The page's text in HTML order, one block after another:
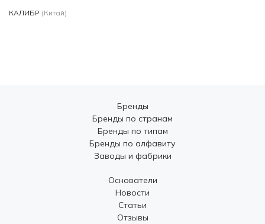
КАЛИБР (Китай)
Бренды
Бренды по странам
Бренды по типам
Бренды по алфавиту
Заводы и фабрики
Основатели
Новости
Статьи
Отзывы